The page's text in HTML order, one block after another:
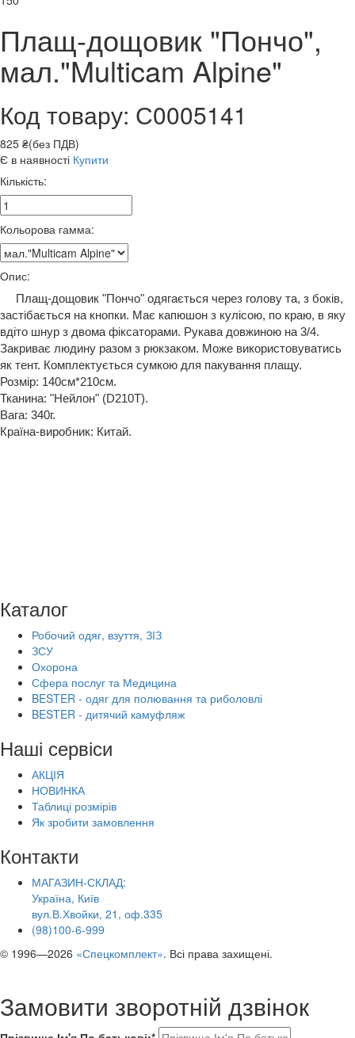
Плащ-дощовик "Пончо",
мал."Multicam Alpine"
Код товару: С0005141
825 ₴(без ПДВ)
Є в наявності Купити
Кількість:
Кольорова гамма:
Опис:
Плащ-дощовик "Пончо" одягається через голову та, з боків,
застібається на кнопки. Має капюшон з кулісою, по краю, в яку
вдіто шнур з двома фіксаторами. Рукава довжиною на 3/4.
Закриває людину разом з рюкзаком. Може використовуватись
як тент. Комплектується сумкою для пакування плащу.
Розмір: 140см*210см.
Тканина: "Нейлон" (D210T).
Вага: 340г.
Країна-виробник: Китай.
Каталог
Робочий одяг, взуття, ЗІЗ
ЗСУ
Охорона
Сфера послуг та Медицина
BESTER - одяг для полювання та риболовлі
BESTER - дитячий камуфляж
Наші сервіси
АКЦІЯ
НОВИНКА
Таблиці розмірів
Як зробити замовлення
Контакти
МАГАЗИН-СКЛАД:
Україна, Київ
вул.В.Хвойки, 21, оф.335
(98)100-6-999
© 1996—2026 «Спецкомплект». Всі права захищені.
Замовити зворотній дзвінок